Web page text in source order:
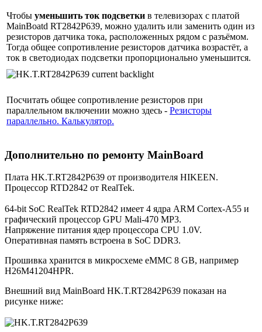
Чтобы уменьшить ток подсветки в телевизорах с платой
MainBoatd RT2842P639, можно удалить или заменить один из
резисторов датчика тока, расположенных рядом с разъёмом.
Тогда общее сопротивление резисторов датчика возрастёт, а
ток в светодиодах подсветки пропорционально уменьшится.
Посчитать общее сопротивление резисторов при
параллельном включении можно здесь - Резисторы
параллельно. Калькулятор.
Дополнительно по ремонту MainBoard
Плата HK.T.RT2842P639 от производителя HIKEEN.
Процессор RTD2842 от RealTek.
64-bit SoC RealTek RTD2842 имеет 4 ядра ARM Cortex-A55 и
графический процессор GPU Mali-470 MP3.
Напряжение питания ядер процессора CPU 1.0V.
Оперативная память встроена в SoC DDR3.
Прошивка хранится в микросхеме eMMC 8 GB, например
H26M41204HPR.
Внешний вид MainBoard HK.T.RT2842P639 показан на
рисунке ниже: